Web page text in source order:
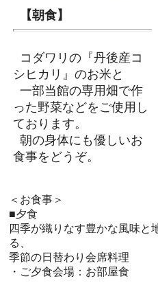
【朝食】
コダワリの『丹後産コ
シヒカリ』のお米と
一部当館の専用畑で作
った野菜などをご使用し
ております。
朝の身体にも優しいお
食事をどうぞ。
＜お食事＞
■夕食
四季が織りなす豊かな風味と
る、
季節の日替わり会席料理
・ご夕食会場：お部屋食